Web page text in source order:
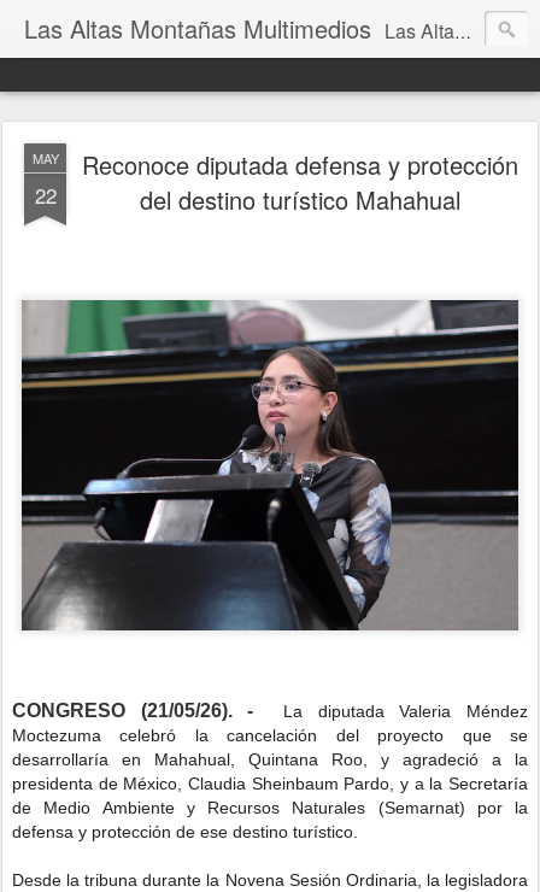
Las Altas Montañas Multimedios Las Altas Montañas Multimedios
MAY
22
Reconoce diputada defensa y protección
del destino turístico Mahahual
CONGRESO (21/05/26). -
La diputada Valeria Méndez
Moctezuma celebró la cancelación del proyecto que se
desarrollaría en Mahahual, Quintana Roo, y agradeció a la
presidenta de México, Claudia Sheinbaum Pardo, y a la Secretaría
de Medio Ambiente y Recursos Naturales (Semarnat) por la
defensa y protección de ese destino turístico.
Desde la tribuna durante la Novena Sesión Ordinaria, la legisladora